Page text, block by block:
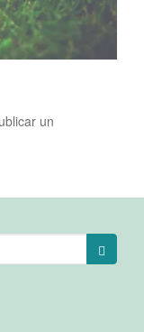
un